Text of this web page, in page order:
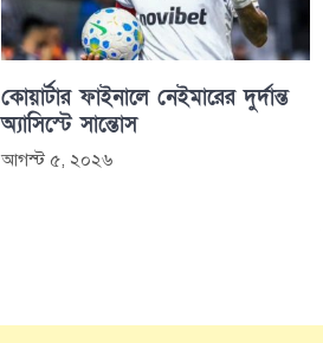
কোয়ার্টার ফাইনালে নেইমারের দুর্দান্ত
অ্যাসিস্টে সান্তোস
আগস্ট ৫, ২০২৬